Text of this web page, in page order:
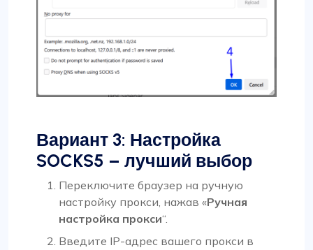
Вариант 3: Настройка
SOCKS5 – лучший выбор
Переключите браузер на ручную
настройку прокси, нажав «Ручная
настройка прокси“.
Введите IP-адрес вашего прокси в